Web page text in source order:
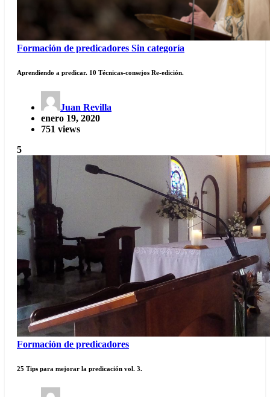
Formación de predicadores Sin categoría
Aprendiendo a predicar. 10 Técnicas-consejos Re-edición.
Juan Revilla
enero 19, 2020
751 views
5
Formación de predicadores
25 Tips para mejorar la predicación vol. 3.